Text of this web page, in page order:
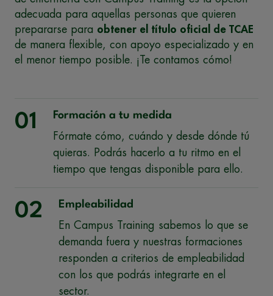
adecuada para aquellas personas que quieren
prepararse para obtener el título oficial de TCAE
de manera flexible, con apoyo especializado y en
el menor tiempo posible. ¡Te contamos cómo!
01
Formación a tu medida
Fórmate cómo, cuándo y desde dónde tú
quieras. Podrás hacerlo a tu ritmo en el
tiempo que tengas disponible para ello.
02
Empleabilidad
En Campus Training sabemos lo que se
demanda fuera y nuestras formaciones
responden a criterios de empleabilidad
con los que podrás integrarte en el
sector.